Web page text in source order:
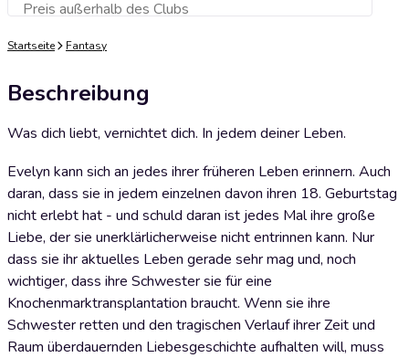
Preis außerhalb des ClubsZum Warenkorb hinzufügen
Startseite Fantasy
Beschreibung
Was dich liebt, vernichtet dich. In jedem deiner Leben.
Evelyn kann sich an jedes ihrer früheren Leben erinnern. Auch
daran, dass sie in jedem einzelnen davon ihren 18. Geburtstag
nicht erlebt hat - und schuld daran ist jedes Mal ihre große
Liebe, der sie unerklärlicherweise nicht entrinnen kann. Nur
dass sie ihr aktuelles Leben gerade sehr mag und, noch
wichtiger, dass ihre Schwester sie für eine
Knochenmarktransplantation braucht. Wenn sie ihre
Schwester retten und den tragischen Verlauf ihrer Zeit und
Raum überdauernden Liebesgeschichte aufhalten will, muss